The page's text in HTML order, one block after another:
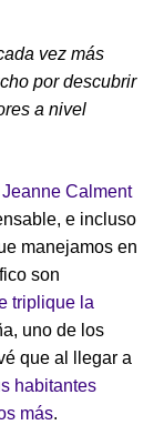
vez más
por descubrir
a nivel
Jeanne Calment
e incluso
manejamos en
son
triplique la
uno de los
que al llegar a
habitantes
más.